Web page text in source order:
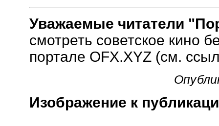
Уважаемые читатели
смотреть советское кино
портале OFX.XYZ (см.
Изображение к